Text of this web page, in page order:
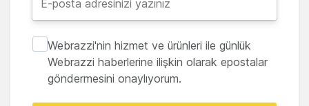
Webrazzi'nin hizmet ve ürünleri ile günlük
Webrazzi haberlerine ilişkin olarak epostalar
göndermesini onaylıyorum.